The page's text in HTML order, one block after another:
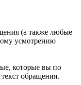
(а также любые
усмотрению
которые вы по
обращения.